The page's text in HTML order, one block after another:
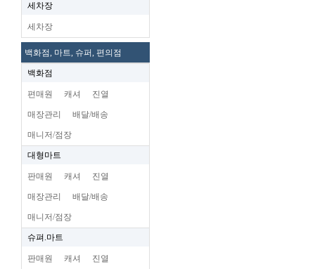
세차장
세차장
백화점, 마트, 슈퍼, 편의점
백화점
편매원 캐셔 진열
매장관리 배달/배송
매니저/점장
대형마트
판매원 캐셔 진열
매장관리 배달/배송
매니저/점장
슈펴.마트
판매원 캐셔 진열